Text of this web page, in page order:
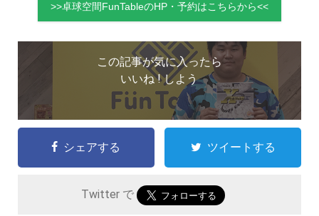
>>卓球空間FunTableのHP・予約はこちらから<<
この記事が気に入ったら
いいね ! しよう
シェアする ツイートする
Twitter で